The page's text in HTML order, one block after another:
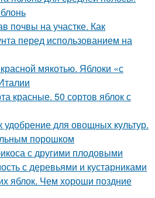
почвы на участке. Как
перед использованием на
мякотью. Яблоки «с
красные. 50 сортов яблок с
удобрение для овощных культур.
порошком
с другими плодовыми
с деревьями и кустарниками
яблок. Чем хороши поздние